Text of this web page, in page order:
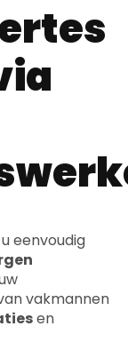
eenvoudig
vakmannen
en